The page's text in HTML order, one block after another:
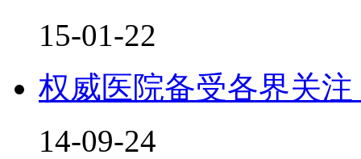
15-01-22
权威医院备受各界关
14-09-24